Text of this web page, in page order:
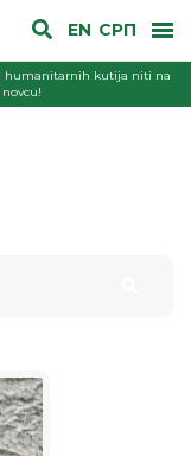
EN СРП
humanitarnih kutija niti na